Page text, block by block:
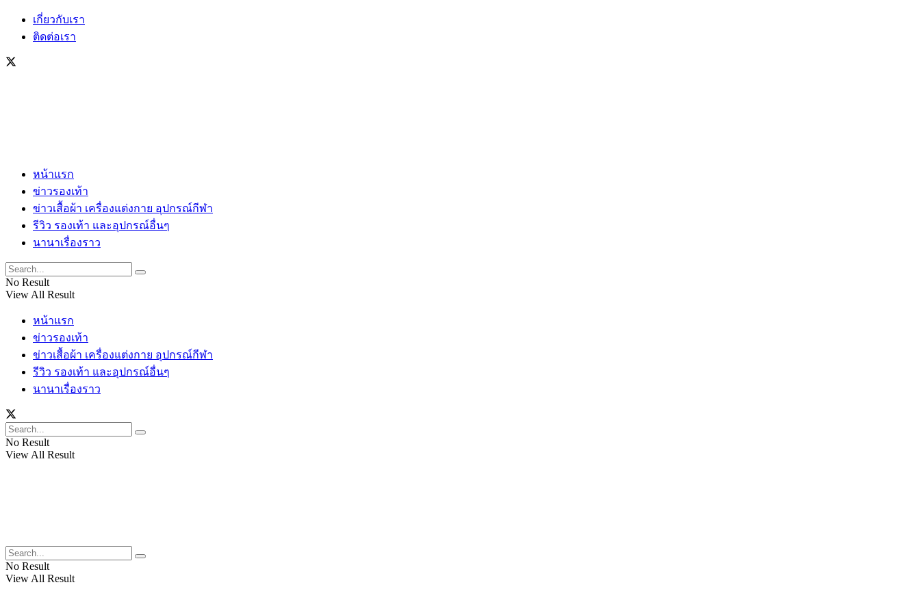
เกี่ยวกับเรา
ติดต่อเรา
หน้าแรก
ข่าวรองเท้า
ข่าวเสื้อผ้า เครื่องแต่งกาย อุปกรณ์กีฬา
รีวิว รองเท้า และอุปกรณ์อื่นๆ
นานาเรื่องราว
No Result
View All Result
หน้าแรก
ข่าวรองเท้า
ข่าวเสื้อผ้า เครื่องแต่งกาย อุปกรณ์กีฬา
รีวิว รองเท้า และอุปกรณ์อื่นๆ
นานาเรื่องราว
No Result
View All Result
No Result
View All Result